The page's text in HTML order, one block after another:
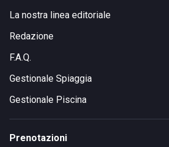
La nostra linea editoriale
Redazione
F.A.Q.
Gestionale Spiaggia
Gestionale Piscina
Prenotazioni